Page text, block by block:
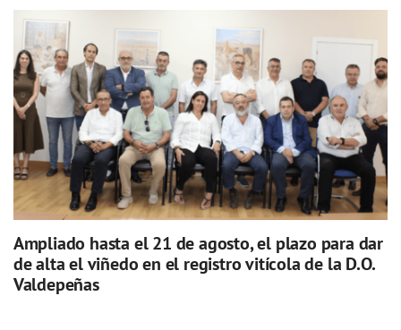
Ampliado hasta el 21 de agosto, el plazo para dar
de alta el viñedo en el registro vitícola de la D.O.
Valdepeñas